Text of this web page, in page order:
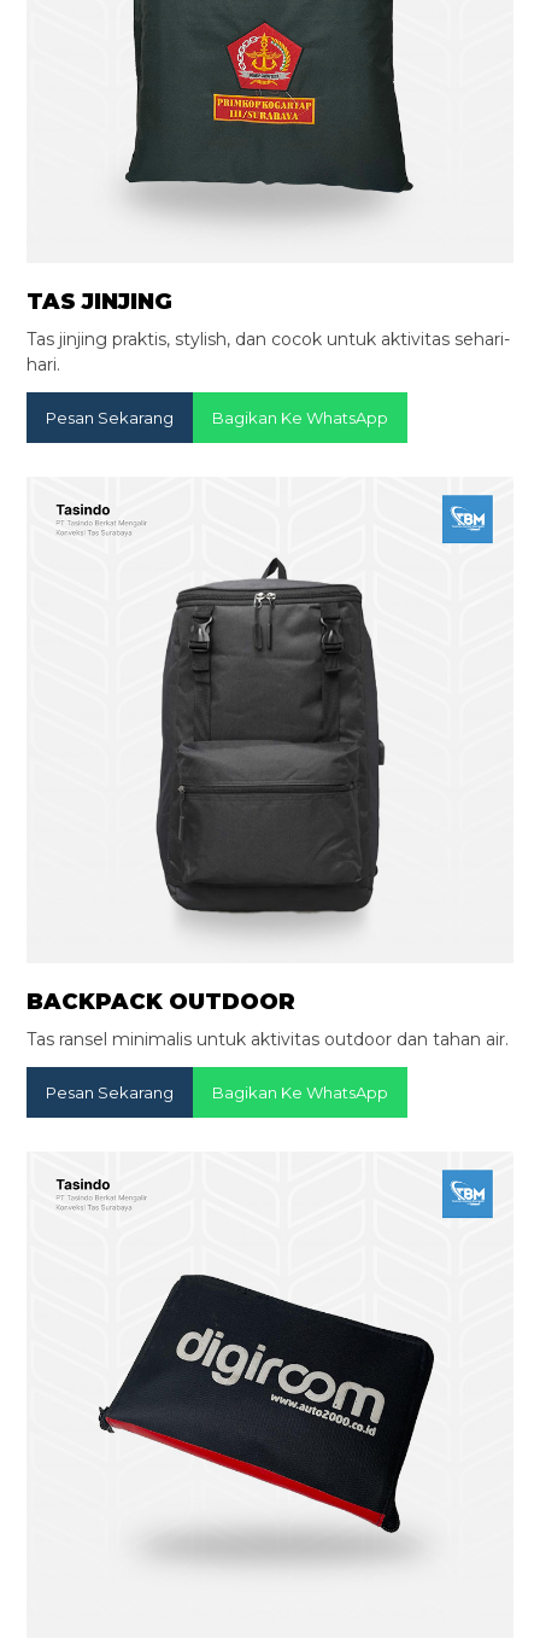
TAS JINJING
Tas jinjing praktis, stylish, dan cocok untuk aktivitas sehari-
hari.
Pesan Sekarang Bagikan Ke WhatsApp
BACKPACK OUTDOOR
Tas ransel minimalis untuk aktivitas outdoor dan tahan air.
Pesan Sekarang Bagikan Ke WhatsApp